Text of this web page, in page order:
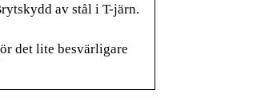
av stål i T-järn.
det lite besvärligare